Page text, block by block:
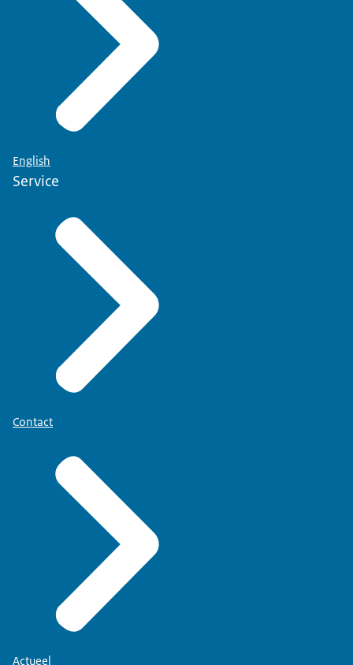
English
Service
Contact
Actueel